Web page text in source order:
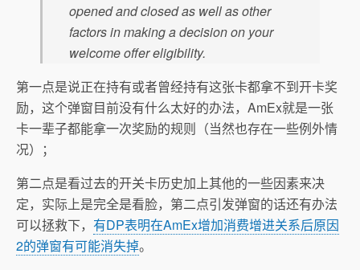
opened and closed as well as other
factors in making a decision on your
welcome offer eligibility.
第一点是说正在持有或者曾经持有这张卡都拿不到开卡奖
励，这个弹窗目前没有什么太好的办法，AmEx就是一张
卡一辈子都能拿一次奖励的规则（当然也存在一些例外情
况）；
第二点是看过去的开关卡历史加上其他的一些因素来决
定，实际上是完全是看脸，第二点引发弹窗的话还有办法
可以拯救下， 有DP表明在AmEx增加消费增进关系后原因
2的弹窗有可能消失掉。